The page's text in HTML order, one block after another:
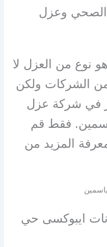
وعزل
نوع من العزل لا
من الشركات ولكن
في شركة عزل
فقط قم
المزيد من
ايبوكسى حي